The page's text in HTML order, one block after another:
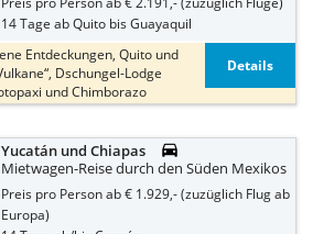
14 Tage ab Quito bis Guayaquil
Entdeckungen, Quito und
Dschungel-Lodge
und Chimborazo
Details
Yucatán und Chiapas

Mietwagen-Reise durch den Süden Mexikos
Preis pro Person ab € 1.929,- (zuzüglich Flug ab
Europa)